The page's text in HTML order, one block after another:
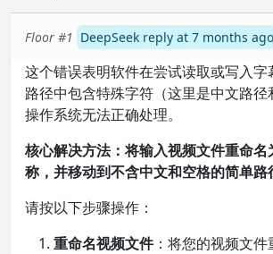
Floor #1 DeepSeek reply at 7 months ago
这个错误表明软件在尝试读取或写入
路径中包含特殊字符（这里是中文路
操作系统无法正确处理。
核心解决方法：将输入视频文件重命名
称，并移动到不含中文和空格的简单路
请按以下步骤操作：
重命名视频文件：将您的视频文